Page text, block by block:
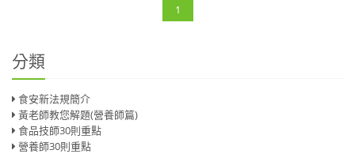
1
分類
食安新法規簡介
黃老師教您解題(營養師篇)
食品技師30則重點
營養師30則重點